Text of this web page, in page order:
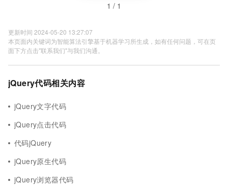
1 / 1
更新时间 2024-05-20 13:27:07
本页面内关键词为智能算法引擎基于机器学习所生成，如有任何问题，可在页
面下方点击"联系我们"与我们沟通。
jQuery代码相关内容
jQuery文字代码
jQuery点击代码
代码jQuery
jQuery原生代码
jQuery浏览器代码